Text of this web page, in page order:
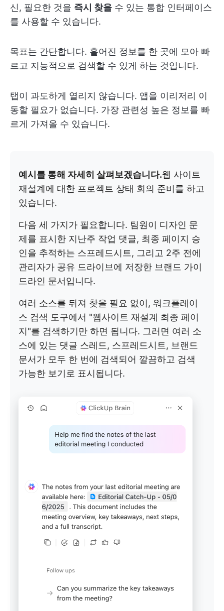
신, 필요한 것을 즉시 찾을 수 있는 통합 인터페이스
를 사용할 수 있습니다.
목표는 간단합니다. 흩어진 정보를 한 곳에 모아 빠
르고 지능적으로 검색할 수 있게 하는 것입니다.
탭이 과도하게 열리지 않습니다. 앱을 이리저리 이
동할 필요가 없습니다. 가장 관련성 높은 정보를 빠
르게 가져올 수 있습니다.
예시를 통해 자세히 살펴보겠습니다.웹 사이트
재설계에 대한 프로젝트 상태 회의 준비를 하고
있습니다.
다음 세 가지가 필요합니다. 팀원이 디자인 문
제를 표시한 지난주 작업 댓글, 최종 페이지 승
인을 추적하는 스프레드시트, 그리고 2주 전에
관리자가 공유 드라이브에 저장한 브랜드 가이
드라인 문서입니다.
여러 소스를 뒤져 찾을 필요 없이, 워크플레이
스 검색 도구에서 "웹사이트 재설계 최종 페이
지"를 검색하기만 하면 됩니다. 그러면 여러 소
스에 있는 댓글 스레드, 스프레드시트, 브랜드
문서가 모두 한 번에 검색되어 깔끔하고 검색
가능한 보기로 표시됩니다.